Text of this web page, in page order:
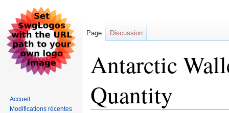
Antarctic
Quantity
Page Discussion
Accueil
Modifications récentes